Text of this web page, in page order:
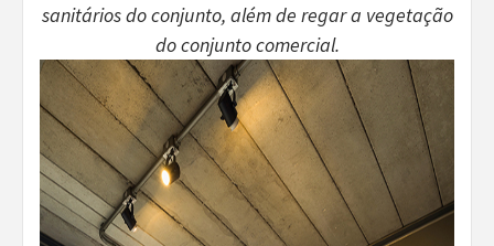
sanitários do conjunto, além de regar a vegetação
do conjunto comercial.